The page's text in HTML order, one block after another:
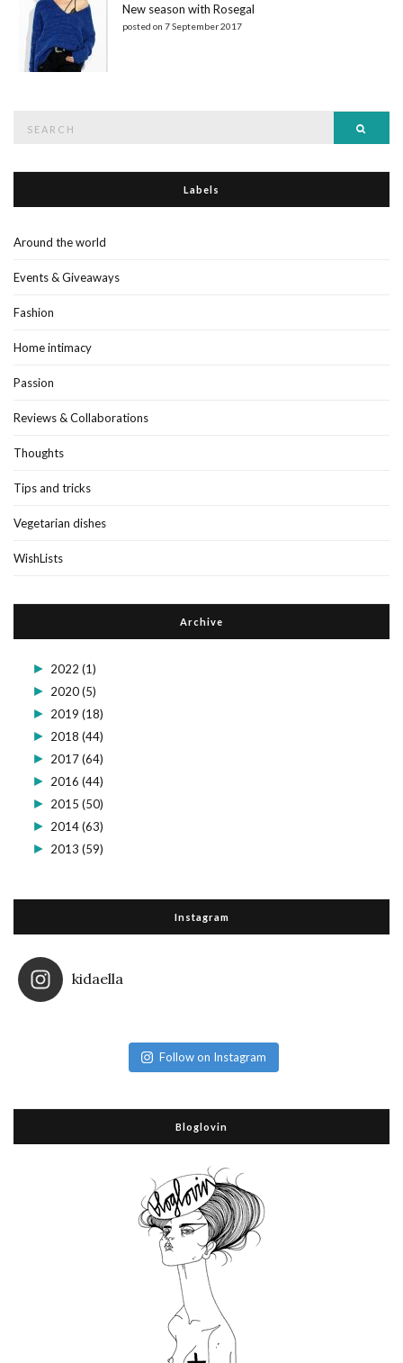
New season with Rosegal
posted on 7 September 2017
Labels
Around the world
Events & Giveaways
Fashion
Home intimacy
Passion
Reviews & Collaborations
Thoughts
Tips and tricks
Vegetarian dishes
WishLists
Archive
► 2022 (1)
► 2020(5)
► 2019 (18)
► 2018 (44)
► 2017(64)
► 2016 (44)
► 2015 (50)
► 2014(63)
► 2013 (59)
Instagram
kidaella
Follow on Instagram
Bloglovin